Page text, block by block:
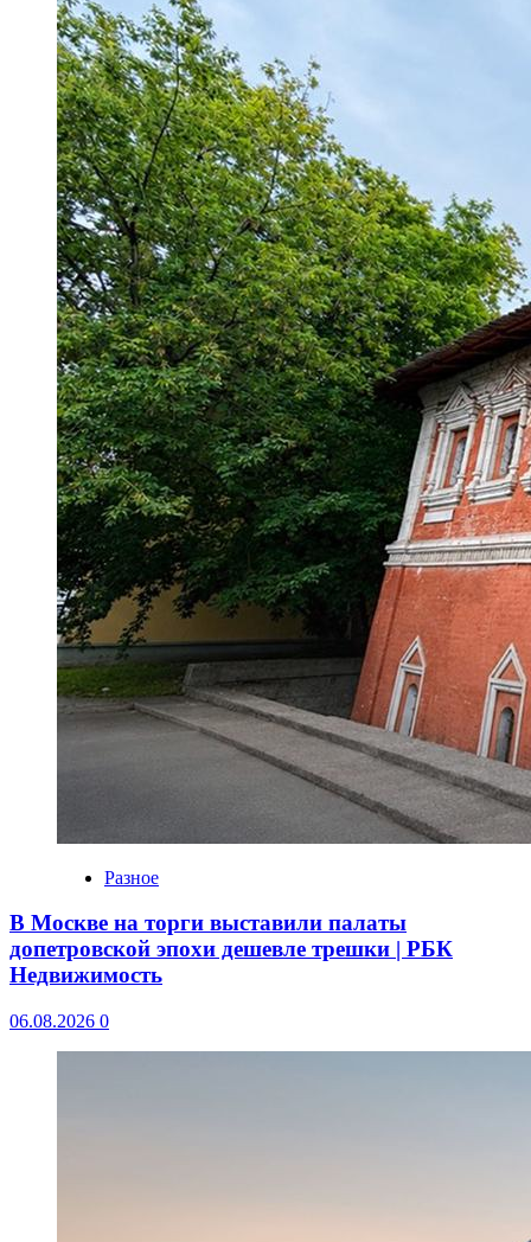
Разное
В Москве на торги выставили палаты
допетровской эпохи дешевле трешки | РБК
Недвижимость
06.08.2026 0